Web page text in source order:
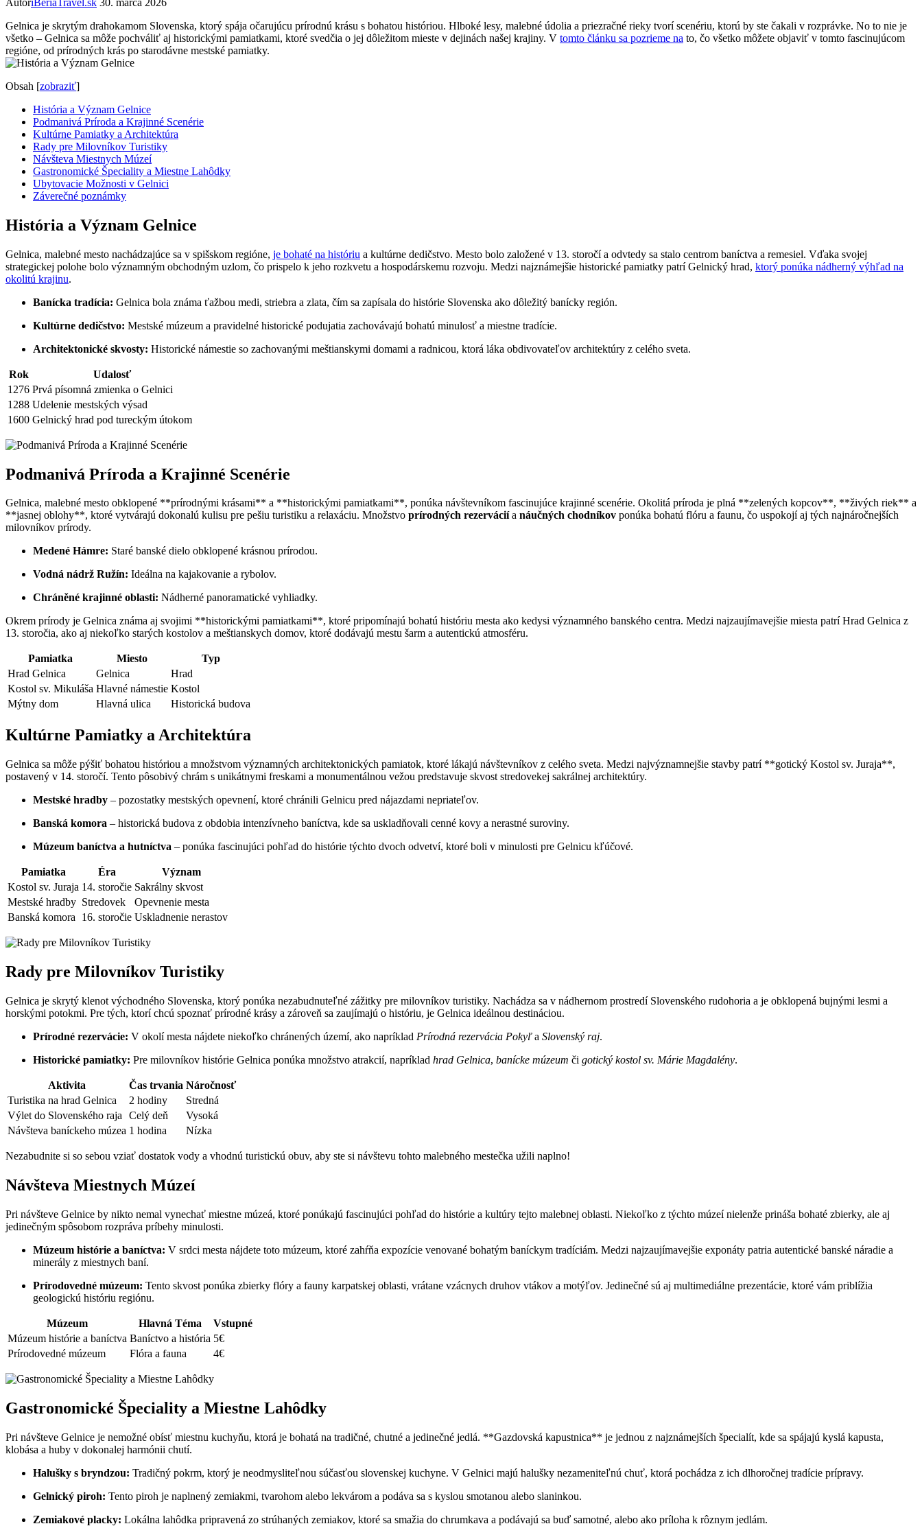
Gelnica je skrytým drahokamom Slovenska, ktorý spája očarujúcu prírodnú krásu s bohatou históriou. Hlboké lesy, malebné údolia a priezračné rieky tvorí scenériu, ktorú by ste čakali v rozprávke. No to nie je
všetko – Gelnica sa môže pochváliť aj historickými pamiatkami, ktoré svedčia o jej dôležitom mieste v dejinách našej krajiny. V tomto článku sa pozrieme na to, čo všetko môžete objaviť v tomto fascinujúcom
regióne, od prírodných krás po starodávne mestské pamiatky.
Obsah [zobraziť]
História a Význam Gelnice
Podmanivá Príroda a Krajinné Scenérie
Kultúrne Pamiatky a Architektúra
Rady pre Milovníkov Turistiky
Návšteva Miestnych Múzeí
Gastronomické Špeciality a Miestne Lahôdky
Ubytovacie Možnosti v Gelnici
Záverečné poznámky
História a Význam Gelnice
Gelnica, malebné mesto nachádzajúce sa v spišskom regióne, je bohaté na históriu a kultúrne dedičstvo. Mesto bolo založené v 13. storočí a odvtedy sa stalo centrom baníctva a remesiel. Vďaka svojej
strategickej polohe bolo významným obchodným uzlom, čo prispelo k jeho rozkvetu a hospodárskemu rozvoju. Medzi najznámejšie historické pamiatky patrí Gelnický hrad, ktorý ponúka nádherný výhľad na
okolitú krajinu.
Banícka tradícia: Gelnica bola známa ťažbou medi, striebra a zlata, čím sa zapísala do histórie Slovenska ako dôležitý banícky región.
Kultúrne dedičstvo: Mestské múzeum a pravidelné historické podujatia zachovávajú bohatú minulosť a miestne tradície.
Architektonické skvosty: Historické námestie so zachovanými meštianskymi domami a radnicou, ktorá láka obdivovateľov architektúry z celého sveta.
Rok
Udalosť
1276 Prvá písomná zmienka o Gelnici
1288 Udelenie mestských výsad
1600 Gelnický hrad pod tureckým útokom
Podmanivá Príroda a Krajinné Scenérie
Gelnica, malebné mesto obklopené **prírodnými krásami** a **historickými pamiatkami**, ponúka návštevníkom fascinujúce krajinné scenérie. Okolitá príroda je plná **zelených kopcov**, **živých riek** a
**jasnej oblohy**, ktoré vytvárajú dokonalú kulisu pre pešiu turistiku a relaxáciu. Množstvo prírodných rezerváciía náučných chodníkov ponúka bohatú flóru a faunu, čo uspokojí aj tých najnáročnejších
milovníkov prírody.
Medené Hámre: Staré banské dielo obklopené krásnou prírodou.
Vodná nádrž Ružín: Ideálna na kajakovanie a rybolov.
Chráněné krajinné oblasti: Nádherné panoramatické vyhliadky.
Okrem prírody je Gelnica známa aj svojimi **historickými pamiatkami**, ktoré pripomínajú bohatú históriu mesta ako kedysi významného banského centra. Medzi najzaujímavejšie miesta patrí Hrad Gelnica z
13. storočia, ako aj niekoľko starých kostolov a meštianskych domov, ktoré dodávajú mestu šarm a autentickú atmosféru.
Pamiatka Miesto
Typ
Hrad Gelnica
Gelnica
Hrad
Kostol sv. Mikuláša Hlavné námestie Kostol
Mýtny dom
Hlavná ulica Historická budova
Kultúrne Pamiatky a Architektúra
Gelnica sa môže pýšiť bohatou históriou a množstvom významných architektonických pamiatok, ktoré lákajú návštevníkov z celého sveta. Medzi najvýznamnejšie stavby patrí **gotický Kostol sv. Juraja**,
postavený v 14. storočí. Tento pôsobivý chrám s unikátnymi freskami a monumentálnou vežou predstavuje skvost stredovekej sakrálnej architektúry.
Mestské hradby – pozostatky mestských opevnení, ktoré chránili Gelnicu pred nájazdami nepriateľov.
Banská komora – historická budova z obdobia intenzívneho baníctva, kde sa uskladňovali cenné kovy a nerastné suroviny.
Múzeum baníctva a hutníctva – ponúka fascinujúci pohľad do histórie týchto dvoch odvetví, ktoré boli v minulosti pre Gelnicu kľúčové.
Pamiatka Éra
Význam
Kostol sv. Juraja 14. storočie Sakrálny skvost
Mestské hradby Stredovek
Opevnenie mesta
Banská komora
16. storočie Uskladnenie nerastov
Rady pre Milovníkov Turistiky
Gelnica je skrytý klenot východného Slovenska, ktorý ponúka nezabudnuteľné zážitky pre milovníkov turistiky. Nachádza sa v nádhernom prostredí Slovenského rudohoria a je obklopená bujnými lesmi a
horskými potokmi. Pre tých, ktorí chcú spoznať prírodné krásy a zároveň sa zaujímajú o históriu, je Gelnica ideálnou destináciou.
Prírodné rezervácie: V okolí mesta nájdete niekoľko chránených území, ako napríklad Prírodná rezervácia Pokyľa Slovenský raj.
Historické pamiatky: Pre milovníkov histórie Gelnica ponúka množstvo atrakcií, napríklad hrad Gelnica, banícke múzeum či gotický kostol sv. Márie Magdalény.
Aktivita Čas trvania Náročnosť
Turistika na hrad Gelnica
2 hodiny
Stredná
Výlet do Slovenského raja
Celý deň
Vysoká
Návšteva baníckeho múzea 1 hodina Nízka
Nezabudnite si so sebou vziať dostatok vody a vhodnú turistickú obuv, aby ste si návštevu tohto malebného mestečka užili naplno!
Návšteva Miestnych Múzeí
Pri návšteve Gelnice by nikto nemal vynechať miestne múzeá, ktoré ponúkajú fascinujúci pohľad do histórie a kultúry tejto malebnej oblasti. Niekoľko z týchto múzeí nielenže prináša bohaté zbierky, ale aj
jedinečným spôsobom rozpráva príbehy minulosti.
Múzeum histórie a baníctva: V srdci mesta nájdete toto múzeum, ktoré zahŕňa expozície venované bohatým baníckym tradíciám. Medzi najzaujímavejšie exponáty patria autentické banské náradie a
minerály z miestnych baní.
Prírodovedné múzeum: Tento skvost ponúka zbierky flóry a fauny karpatskej oblasti, vrátane vzácnych druhov vtákov a motýľov. Jedinečné sú aj multimediálne prezentácie, ktoré vám priblížia
geologickú históriu regiónu.
Múzeum Hlavná Téma
Vstupné
Múzeum histórie a baníctva Baníctvo a história 5€
Prírodovedné múzeum
Flóra a fauna 4€
Gastronomické Špeciality a Miestne Lahôdky
Pri návšteve Gelnice je nemožné obísť miestnu kuchyňu, ktorá je bohatá na tradičné, chutné a jedinečné jedlá. **Gazdovská kapustnica** je jednou z najznámejších špecialít, kde sa spájajú kyslá kapusta,
klobása a huby v dokonalej harmónii chutí.
Halušky s bryndzou: Tradičný pokrm, ktorý je neodmysliteľnou súčasťou slovenskej kuchyne. V Gelnici majú halušky nezameniteľnú chuť, ktorá pochádza z ich dlhoročnej tradície prípravy.
Gelnický piroh: Tento piroh je naplnený zemiakmi, tvarohom alebo lekvárom a podáva sa s kyslou smotanou alebo slaninkou.
Zemiakové placky: Lokálna lahôdka pripravená zo strúhaných zemiakov, ktoré sa smažia do chrumkava a podávajú sa buď samotné, alebo ako príloha k rôznym jedlám.